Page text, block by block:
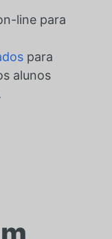
line para
para
alunos